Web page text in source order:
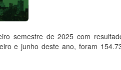
semestre de 2025 com
e junho deste ano, foram